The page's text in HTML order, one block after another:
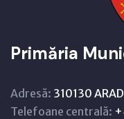
Primăria
Adresă: 310130
Telefoane centrală: